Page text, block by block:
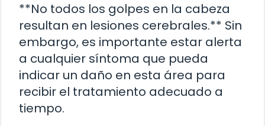
**No todos los golpes en la cabeza
resultan en lesiones cerebrales.** Sin
embargo, es importante estar alerta
a cualquier síntoma que pueda
indicar un daño en esta área para
recibir el tratamiento adecuado a
tiempo.